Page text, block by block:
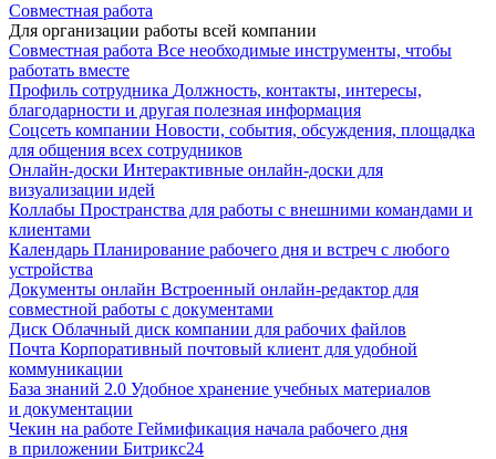
Совместная работа
Для организации работы всей компании
Совместная работа Все необходимые инструменты, чтобы
работать вместе
Профиль сотрудника Должность, контакты, интересы,
благодарности и другая полезная информация
Соцсеть компании Новости, события, обсуждения, площадка
для общения всех сотрудников
Онлайн-доски Интерактивные онлайн-доски для
визуализации идей
Коллабы Пространства для работы с внешними командами и
клиентами
Календарь Планирование рабочего дня и встреч с любого
устройства
Документы онлайн Встроенный онлайн-редактор для
совместной работы с документами
Диск Облачный диск компании для рабочих файлов
Почта Корпоративный почтовый клиент для удобной
коммуникации
База знаний 2.0 Удобное хранение учебных материалов
и документации
Чекин на работе Геймификация начала рабочего дня
в приложении Битрикс24